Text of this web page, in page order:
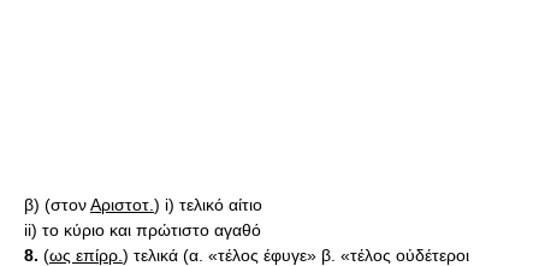
β) (στονΑριστοτ. ) i) τελικό αίτιο
ii) το κύριο και πρώτιστο αγαθό
8. (ως επίρρ. ) τελικά (α. «τέλος έφυγε» β. «τέλος οὐδέτεροι